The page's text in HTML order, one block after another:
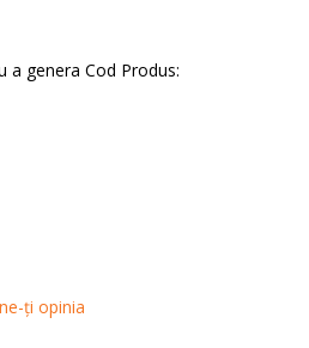
a genera Cod Produs:
ţi opinia